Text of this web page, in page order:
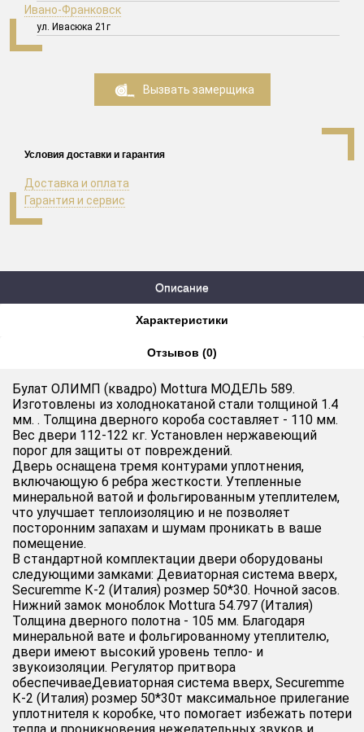
Ивано-Франковск
ул. Ивасюка 21г
Вызвать замерщика
Условия доставки и гарантия
Доставка и оплата
Гарантия и сервис
Описание
Характеристики
Отзывов (0)
Булат ОЛИМП (квадро) Mottura МОДЕЛЬ 589.
Изготовлены из холоднокатаной стали толщиной 1.4
мм. . Толщина дверного короба составляет - 110 мм.
Вес двери 112-122 кг. Установлен нержавеющий
порог для защиты от повреждений.
Дверь оснащена тремя контурами уплотнения,
включающую 6 ребра жесткости. Утепленные
минеральной ватой и фольгированным утеплителем,
что улучшает теплоизоляцию и не позволяет
посторонним запахам и шумам проникать в ваше
помещение.
В стандартной комплектации двери оборудованы
следующими замками: Девиаторная система вверх,
Securemme К-2 (Италия) розмер 50*30. Ночной засов.
Нижний замок моноблок Mottura 54.797 (Италия)
Толщина дверного полотна - 105 мм. Благодаря
минеральной вате и фольгированному утеплителю,
двери имеют высокий уровень тепло- и
звукоизоляции. Регулятор притвора
обеспечиваеДевиаторная система вверх, Securemme
К-2 (Италия) розмер 50*30т максимальное прилегание
уплотнителя к коробке, что помогает избежать потери